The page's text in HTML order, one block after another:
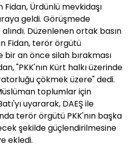
Fidan, Ürdünlü mevkidaşı
geldi. Görüşmede
Düzenlenen ortak basın
Fidan, terör örgütü
bir an önce silah bırakması
"PKK'nın Kürt halkı üzerinde
çökmek üzere" dedi.
toplumlar için
uyararak, DAEŞ ile
terör örgütü PKK'nın başka
şekilde güçlendirilmesine
ekledi.